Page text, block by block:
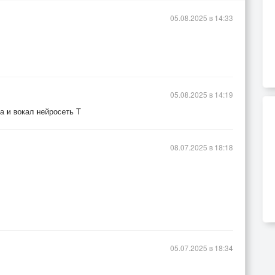
05.08.2025 в 14:33
и вокал нейросеть T
05.08.2025 в 14:19
08.07.2025 в 18:18
05.07.2025 в 18:34